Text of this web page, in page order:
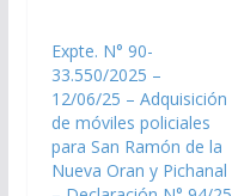
Pichanal, operado por
la empresa President
Petroleum S.A., lo que
ha provocado…
Expte. N° 90-
33.550/2025 –
12/06/25 – Adquisición
de móviles policiales
para San Ramón de la
Nueva Oran y Pichanal